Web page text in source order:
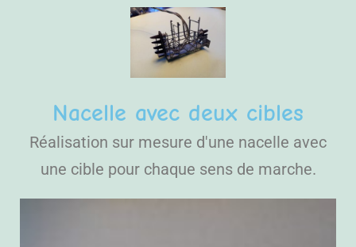
Nacelle avec deux cibles
Réalisation sur mesure d'une nacelle avec
une cible pour chaque sens de marche.